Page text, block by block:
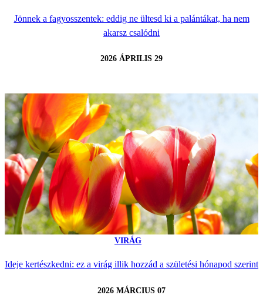
Jönnek a fagyosszentek: eddig ne ültesd ki a palántákat, ha nem
akarsz csalódni
2026 ÁPRILIS 29
VIRÁG
Ideje kertészkedni: ez a virág illik hozzád a születési hónapod szerint
2026 MÁRCIUS 07